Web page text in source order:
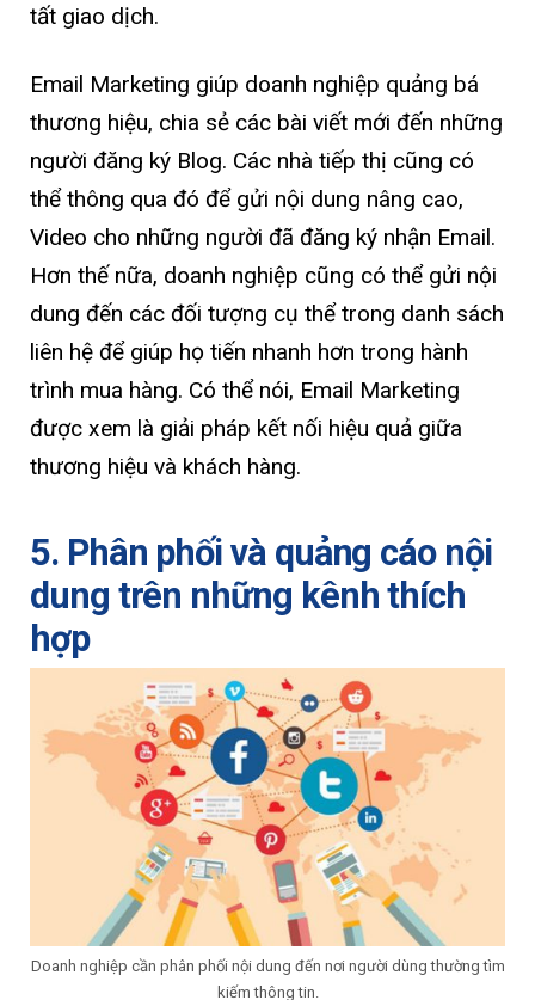
tất giao dịch.
Email Marketing giúp doanh nghiệp quảng bá
thương hiệu, chia sẻ các bài viết mới đến những
người đăng ký Blog. Các nhà tiếp thị cũng có
thể thông qua đó để gửi nội dung nâng cao,
Video cho những người đã đăng ký nhận Email.
Hơn thế nữa, doanh nghiệp cũng có thể gửi nội
dung đến các đối tượng cụ thể trong danh sách
liên hệ để giúp họ tiến nhanh hơn trong hành
trình mua hàng. Có thể nói, Email Marketing
được xem là giải pháp kết nối hiệu quả giữa
thương hiệu và khách hàng.
5. Phân phối và quảng cáo nội
dung trên những kênh thích
hợp
Doanh nghiệp cần phân phối nội dung đến nơi người dùng thường tìm
kiếm thông tin.